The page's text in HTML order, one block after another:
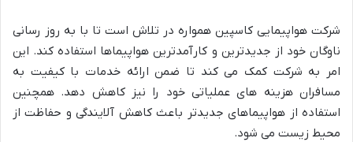
شرکت هواپیمایی کاسپین همواره در تلاش است تا با به روز رسانی
ناوگان خود از جدیدترین و کارآمدترین هواپیماها استفاده کند. این
امر به شرکت کمک می کند تا ضمن ارائه خدمات با کیفیت به
مسافران هزینه های عملیاتی خود را نیز کاهش دهد. همچنین
استفاده از هواپیماهای جدیدتر باعث کاهش آلایندگی و حفاظت از
محیط زیست می شود.